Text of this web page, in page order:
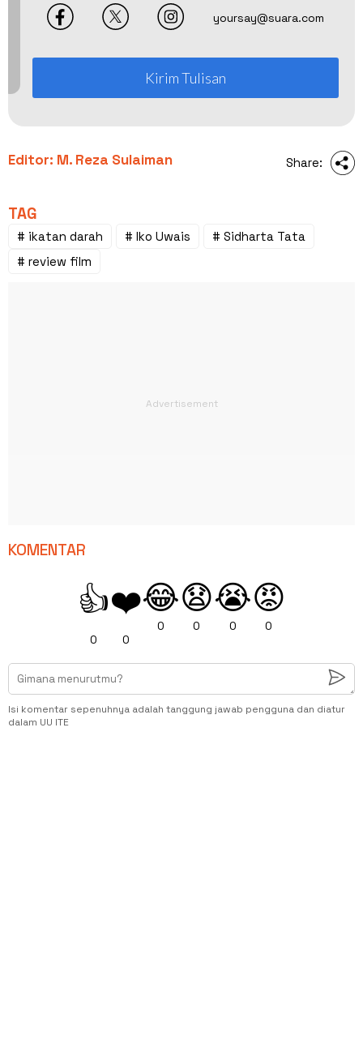
yoursay@suara.com
Kirim Tulisan
Editor: M. Reza Sulaiman Share:
TAG
# ikatan darah # Iko Uwais
# Sidharta Tata
# review film
KOMENTAR
👍
0
❤️
0
😂
0
😧
0
😭
0
😡
0
Isi komentar sepenuhnya adalah tanggung jawab pengguna dan diatur
dalam UU ITE